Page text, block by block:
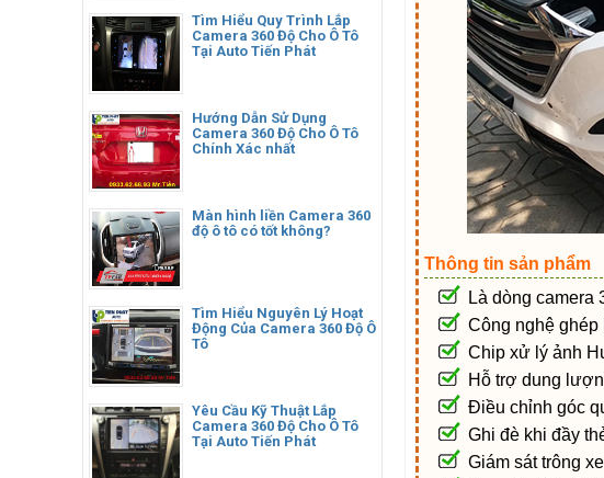
Tìm Hiểu Quy Trình Lắp
Camera 360 Độ Cho Ô Tô
Tại Auto Tiến Phát
Hướng Dẫn Sử Dụng
Camera 360 Độ Cho Ô Tô
Chính Xác nhất
Màn hình liền Camera 360
độ ô tô có tốt không?
Tìm Hiểu Nguyên Lý Hoạt
Động Của Camera 360 Độ Ô
Tô
Yêu Cầu Kỹ Thuật Lắp
Camera 360 Độ Cho Ô Tô
Tại Auto Tiến Phát
Thông tin sản phẩm
Là dòng camera
Công nghệ
Chip xử lý ảnh
Hỗ trợ dung
Điều chỉnh góc
Ghi đè khi đầy
Giám sát trông